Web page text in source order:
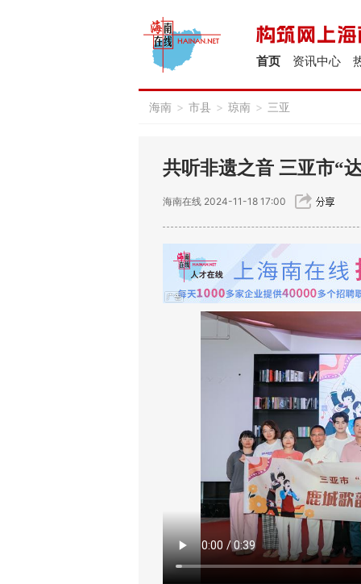
资讯中心
首页
海南 > 市县 > 琼南 > 三亚
共听非遗之音 三亚市“
海南在线 2024-11-18 17:00